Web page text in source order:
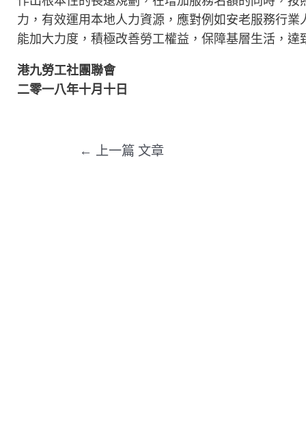
力，有效運用本地人力資源，應對例如安老服務行
能加大力度，積極改善勞工權益，保障基層生活，
港九勞工社團聯會
二零一八年十月十日
← 上一篇 文章